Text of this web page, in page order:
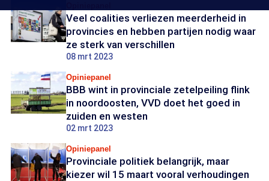
Veel coalities verliezen meerderheid in
provincies en hebben partijen nodig waar
ze sterk van verschillen
08 mrt 2023
Opiniepanel
BBB wint in provinciale zetelpeiling flink
in noordoosten, VVD doet het goed in
zuiden en westen
02 mrt 2023
Opiniepanel
Provinciale politiek belangrijk, maar
kiezer wil 15 maart vooral verhoudingen